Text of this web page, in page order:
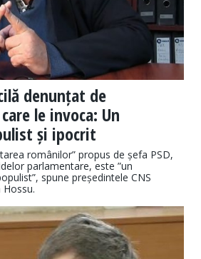
denunțat de
le invoca: Un
și ipocrit
românilor” propus de șefa PSD,
parlamentare, este ”un
spune președintele CNS